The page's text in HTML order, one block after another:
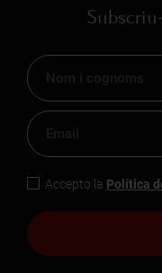
Accepto la Política